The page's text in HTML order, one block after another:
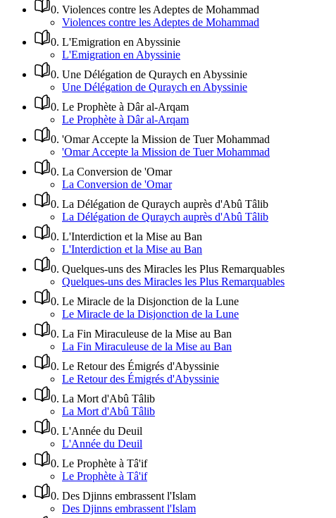
0. Violences contre les Adeptes de Mohammad
Violences contre les Adeptes de Mohammad
0. L'Emigration en Abyssinie
L'Emigration en Abyssinie
0. Une Délégation de Quraych en Abyssinie
Une Délégation de Quraych en Abyssinie
0. Le Prophète à Dâr al-Arqam
Le Prophète à Dâr al-Arqam
0. 'Omar Accepte la Mission de Tuer Mohammad
'Omar Accepte la Mission de Tuer Mohammad
0. La Conversion de 'Omar
La Conversion de 'Omar
0. La Délégation de Quraych auprès d'Abû Tâlib
La Délégation de Quraych auprès d'Abû Tâlib
0. L'Interdiction et la Mise au Ban
L'Interdiction et la Mise au Ban
0. Quelques-uns des Miracles les Plus Remarquables
Quelques-uns des Miracles les Plus Remarquables
0. Le Miracle de la Disjonction de la Lune
Le Miracle de la Disjonction de la Lune
0. La Fin Miraculeuse de la Mise au Ban
La Fin Miraculeuse de la Mise au Ban
0. Le Retour des Émigrés d'Abyssinie
Le Retour des Émigrés d'Abyssinie
0. La Mort d'Abû Tâlib
La Mort d'Abû Tâlib
0. L'Année du Deuil
L'Année du Deuil
0. Le Prophète à Tâ'if
Le Prophète à Tâ'if
0. Des Djinns embrassent l'Islam
Des Djinns embrassent l'Islam